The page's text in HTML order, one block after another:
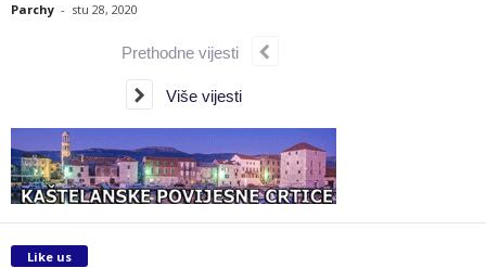
Parchy - stu 28, 2020
Prethodne vijesti
Više vijesti
Like us